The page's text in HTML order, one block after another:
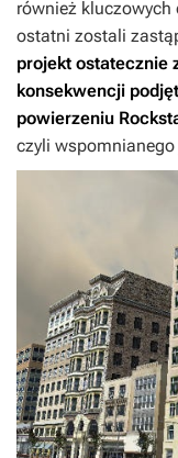
również kluczowych
ostatni zostali
projekt ostatecznie
konsekwencji
powierzeniu
czyli